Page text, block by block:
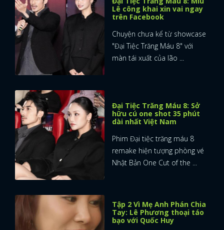
Lê công khai xin vai ngay
trên Facebook
Chuyện chưa kể từ showcase
"Đại Tiệc Trăng Máu 8" với
màn tái xuất của lão ...
Đại Tiệc Trăng Máu 8: Sở
hữu cú one shot 35 phút
dài nhất Việt Nam
Phim Đại tiệc trăng máu 8
remake hiện tượng phòng vé
Nhật Bản One Cut of the ...
Tập 2 Vì Mẹ Anh Phán Chia
Tay: Lê Phương thoại táo
bạo với Quốc Huy